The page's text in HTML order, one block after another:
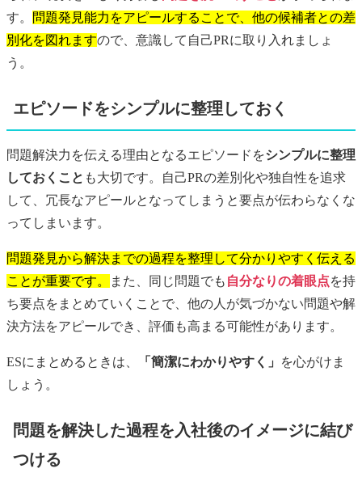
す。
問題発見能力をアピールすることで、他の候補者との差
別化を図れますので、意識して自己PRに取り入れましょ
う。
エピソードをシンプルに整理しておく
問題解決力を伝える理由となるエピソードをシンプルに整理
しておくこと も大切です。自己PRの差別化や独自性を追求
して、冗長なアピールとなってしまうと要点が伝わらなくな
ってしまいます。
問題発見から解決までの過程を整理して分かりやすく伝える
ことが重要です。
また、同じ問題でも 自分なりの着眼点を持
ち要点をまとめていくことで、他の人が気づかない問題や解
決方法をアピールでき、評価も高まる可能性があります。
ESにまとめるときは、 「簡潔にわかりやすく」
を心がけま
しょう。
問題を解決した過程を入社後のイメージに結び
つける